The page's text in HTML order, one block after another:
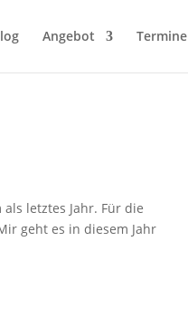
Angebot Termine
letztes Jahr. Für die
geht es in diesem Jahr